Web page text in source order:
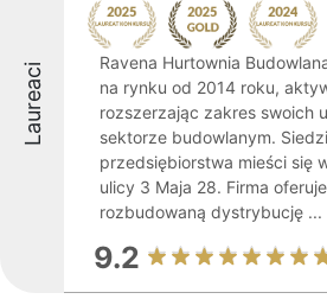
Laureaci
Ravena Hurtownia
na rynku od 2014 roku,
rozszerzając zakres swoich
sektorze budowlanym.
przedsiębiorstwa mieści się
ulicy 3 Maja 28. Firma
rozbudowaną dystrybucję ...
9.2